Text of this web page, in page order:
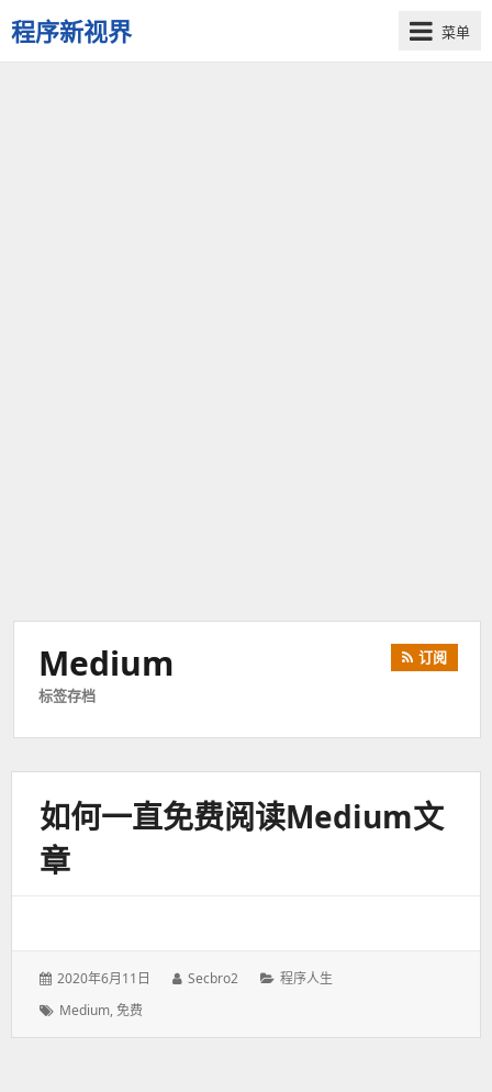
程序新视界
开
菜单
Medium
标签存档
订阅
如何一直免费阅读medium文
章
发
于：
2020年6月11日
作
Secbro2
分
程序人生
标
Medium, 免费